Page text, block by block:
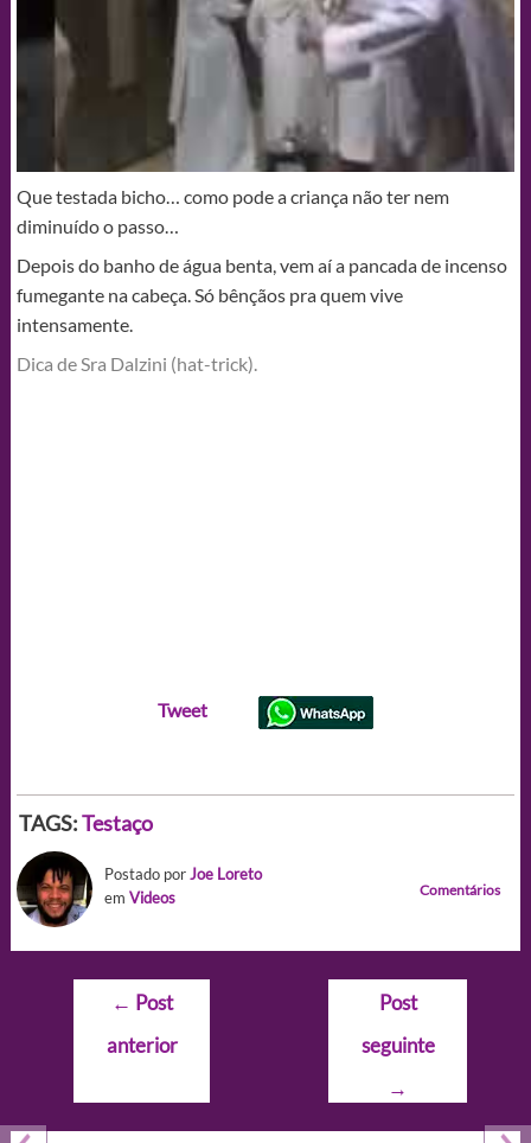
Que testada bicho… como pode a criança não ter nem
diminuído o passo…
Depois do banho de água benta, vem aí a pancada de incenso
fumegante na cabeça. Só bênçãos pra quem vive
intensamente.
Dica de Sra Dalzini (hat-trick).
Tweet
TAGS:Testaço
Postado porJoe Loreto
em Videos Comentários
Navegação
Post
← Post
anterior
Post
seguinte
→